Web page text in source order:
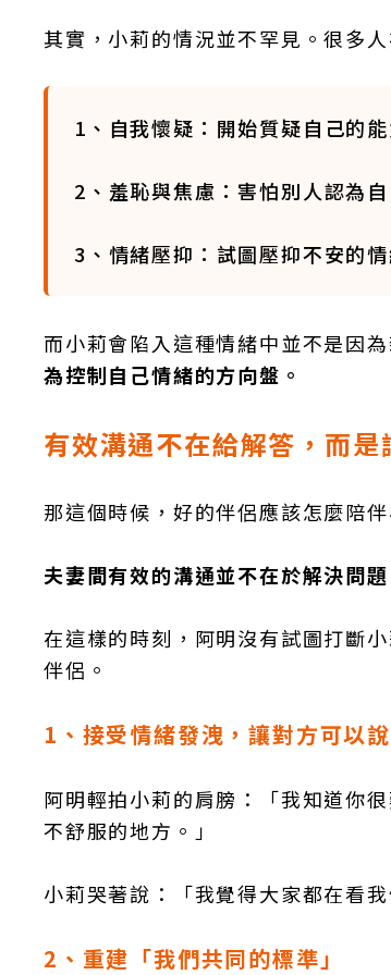
其實，小莉的情況並不罕見。很多
1、自我懷疑：開始質疑自己的
2、羞恥與焦慮：害怕別人認為
3、情緒壓抑：試圖壓抑不安的
而小莉會陷入這種情緒中並不是因
為控制自己情緒的方向盤。
有效溝通不在給解答，而是
那這個時候，好的伴侶應該怎麼陪伴
夫妻間有效的溝通並不在於解決問
在這樣的時刻，阿明沒有試圖打斷
伴侶。
1、接受情緒發洩，讓對方可以
阿明輕拍小莉的肩膀：「我知道你
不舒服的地方。」
小莉哭著說：「我覺得大家都在看
2 、重建「我們共同的標準」